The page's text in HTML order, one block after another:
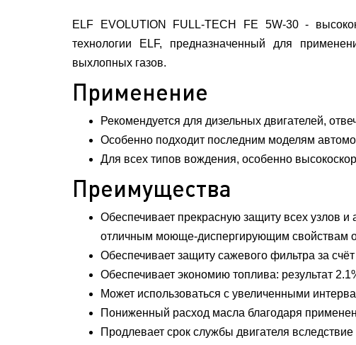
ELF EVOLUTION FULL-TECH FE 5W-30 -
технологии ELF, предназначенный для
выхлопных газов.
Применение
Рекомендуется для дизельных двигателей,
Особенно подходит последним моделям
Для всех типов вождения, особенно
Преимущества
Обеспечивает прекрасную защиту всех узлов
отличным моюще-диспергирующим свойствам
Обеспечивает защиту сажевого фильтра за
Обеспечивает экономию топлива: результат
Может использоваться с увеличенными
Пониженный расход масла благодаря
Продлевает срок службы двигателя